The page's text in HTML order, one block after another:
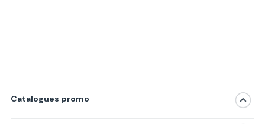
Catalogues promo